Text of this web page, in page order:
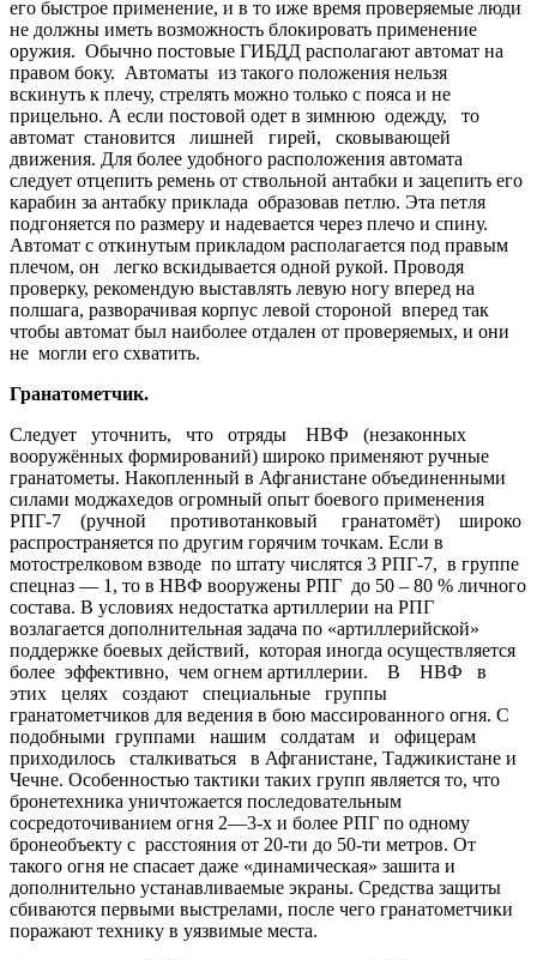
его быстрое применение, и в то иже время проверяемые люди
не должны иметь возможность блокировать применение
оружия. Обычно постовые ГИБДД располагают автомат на
правом боку. Автоматы из такого положения нельзя
вскинуть к плечу, стрелять можно только с пояса и не
прицельно. А если постовой одет в зимнюю одежду, то
автомат становится лишней гирей, сковывающей
движения. Для более удобного расположения автомата
следует отцепить ремень от ствольной антабки и зацепить его
карабин за антабку приклада образовав петлю. Эта петля
подгоняется по размеру и надевается через плечо и спину.
Автомат с откинутым прикладом располагается под правым
плечом, он легко вскидывается одной рукой. Проводя
проверку, рекомендую выстав­лять левую ногу вперед на
полшага, разворачивая корпус левой стороной вперед так
чтобы автомат был наиболее отдален от проверяемых, и они
не могли его схватить.
Гранатометчик.
Следует уточнить, что отряды НВФ (незаконных
вооружённых формирований) широко применяют ручные
гранатометы. Накопленный в Афганистане объединенными
силами моджахедов огромный опыт боевого применения
РПГ-7 (ручной противотанковый гранатомёт) широко
распространяется по другим горячим точкам. Если в
мотострелковом взводе по штату числятся 3 РПГ-7, в группе
спецназ — 1, то в НВФ вооружены РПГ до 50 – 80 % личного
состава. В условиях недостатка артиллерии на РПГ
возлагается дополнительная задача по «артиллерийской»
поддержке боевых действий, которая иногда осуществляется
более эффективно, чем огнем артиллерии. В НВФ в
этих целях создают специальные группы
гранатометчиков для ведения в бою массированного огня. С
подобными группами нашим солдатам и офицерам
приходилось сталкиваться в Афганистане, Таджикистане и
Чечне. Особенностью тактики таких групп является то, что
бронетехника уничтожается последовательным
сосредоточиванием огня 2—3-х и более РПГ по одному
бронеобъекту с расстояния от 20-ти до 50-ти метров. От
такого огня не спасает даже «динамическая» зашита и
дополнительно устанавливаемые экраны. Средства защиты
сбиваются первыми выстрелами, после чего гранатометчики
поражают технику в уязвимые места.